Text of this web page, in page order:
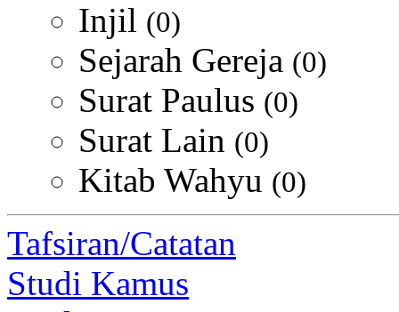
Injil (0)
Sejarah Gereja (0)
Surat Paulus (0)
Surat Lain (0)
Kitab Wahyu (0)
Tafsiran/Catatan
Studi Kamus